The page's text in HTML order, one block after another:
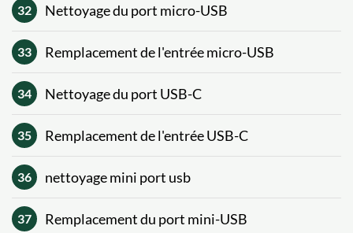
32 Nettoyage du port micro-USB
33 Remplacement de l'entrée micro-USB
34 Nettoyage du port USB-C
35 Remplacement de l'entrée USB-C
36 nettoyage mini port usb
37 Remplacement du port mini-USB